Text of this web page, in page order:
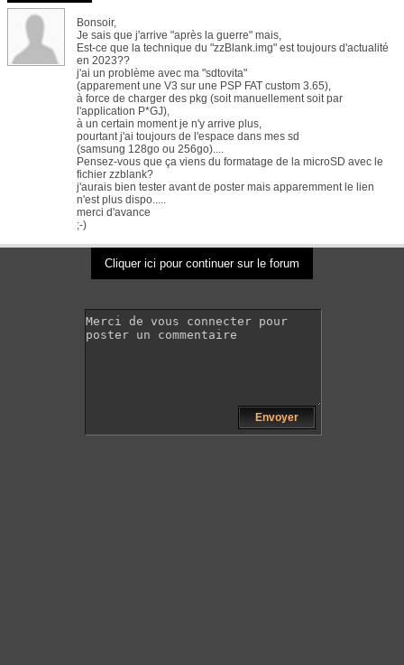
Bonsoir,
Je sais que j'arrive "après la guerre" mais,
Est-ce que la technique du "zzBlank.img" est toujours d'actualité
en 2023??
j'ai un problème avec ma "sdtovita"
(apparement une V3 sur une PSP FAT custom 3.65),
à force de charger des pkg (soit manuellement soit par
l'application P*GJ),
à un certain moment je n'y arrive plus,
pourtant j'ai toujours de l'espace dans mes sd
(samsung 128go ou 256go)....
Pensez-vous que ça viens du formatage de la microSD avec le
fichier zzblank?
j'aurais bien tester avant de poster mais apparemment le lien
n'est plus dispo.....
merci d'avance
;-)
Cliquer ici pour continuer sur le forum
Envoyer